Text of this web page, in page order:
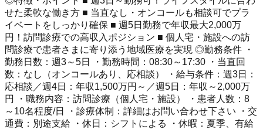
せた柔軟な働き方 ■ 当直なし・オンコールも相談可でプラ
イベートをしっかり確保 ■ 週5日勤務で年収最大2,000万
円！訪問診療での高収入ポジション ■ 個人宅・施設への訪
問診療で患者さまに寄り添う地域医療を実現 ◎勤務条件 ・
勤務日数：週3～5日 ・勤務時間：08:30～17:30 ・当直回
数：なし（オンコールあり、応相談） ・給与条件：週3日：
応相談／週4日：年収1,500万円～／週5日：年収～2,000万
円 ・職務内容：訪問診療（個人宅・施設） ・患者人数：8
～10名程度/日 ・診療体制：詳細はお問い合わせ下さい ・交
通費：別途支給 ・休日：シフトによる ・休暇：夏季、有給